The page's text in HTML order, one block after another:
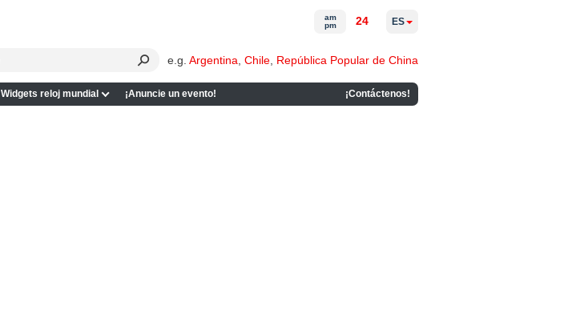
e.g. Argentina Chile República Popular de China
Widgets reloj mundial ¡Anuncie un evento! ¡Contáctenos!
am
pm
24 ES